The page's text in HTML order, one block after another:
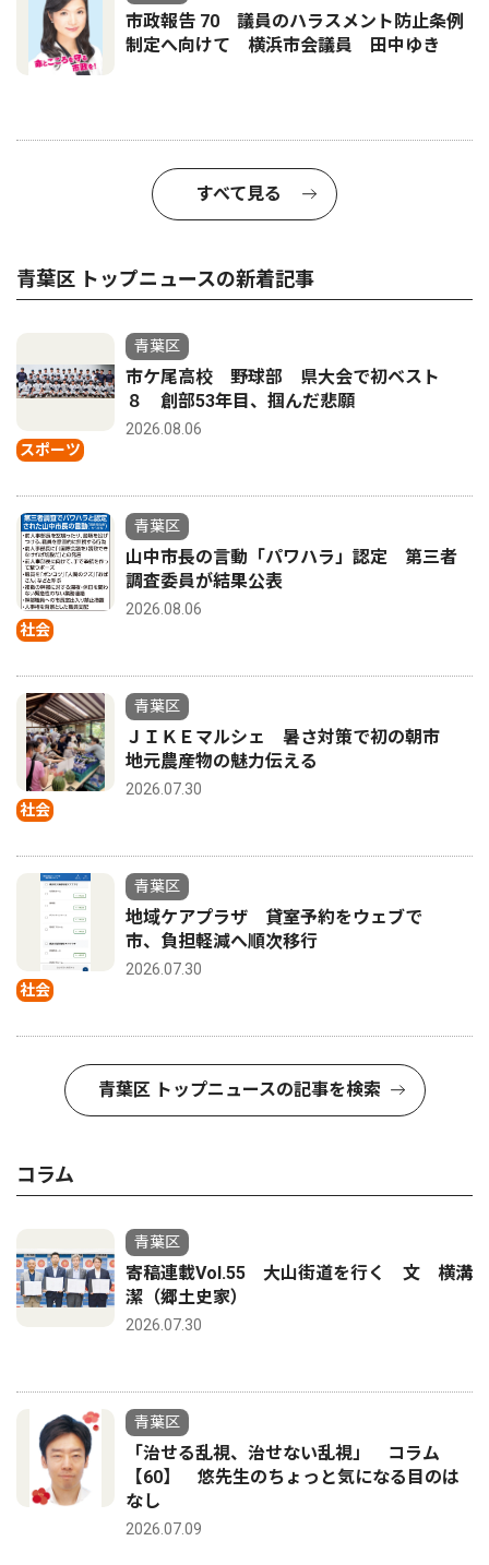
市政報告 70 議員のハラスメント防止条例
制定へ向けて 横浜市会議員 田中ゆき
すべて見る
青葉区 トップニュースの新着記事
スポーツ
青葉区
市ケ尾高校 野球部 県大会で初ベスト
８ 創部53年目、掴んだ悲願
2026.08.06
社会
青葉区
山中市長の言動「パワハラ」認定 第三者
調査委員が結果公表
2026.08.06
社会
青葉区
ＪＩＫＥマルシェ 暑さ対策で初の朝市
地元農産物の魅力伝える
2026.07.30
社会
青葉区
地域ケアプラザ 貸室予約をウェブで
市、負担軽減へ順次移行
2026.07.30
青葉区 トップニュースの記事を検索
コラム
青葉区
寄稿連載Vol.55 大山街道を行く 文 横溝
潔（郷土史家）
2026.07.30
青葉区
「治せる乱視、治せない乱視」 コラム
【60】 悠先生のちょっと気になる目のは
なし
2026.07.09